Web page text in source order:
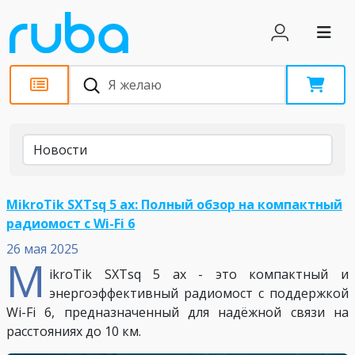
Обзоры
Новости
26 мая 2025
MikroTik SXTsq 5 ax: Полный обзор на компактный
радиомост с Wi-Fi 6
M ikroTik SXTsq 5 ax - это компактный и
энергоэффективный радиомост с поддержкой
Wi-Fi 6, предназначенный для надёжной связи на
расстояниях до 10 км.